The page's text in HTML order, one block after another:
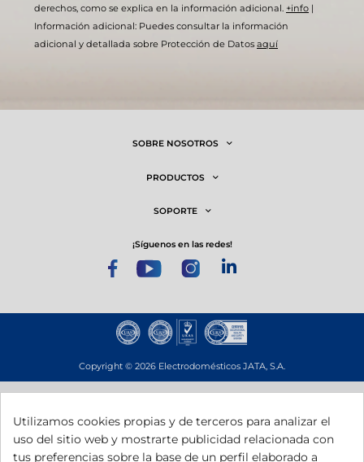
derechos, como se explica en la información adicional. +info |
Información adicional: Puedes consultar la información
adicional y detallada sobre Protección de Datos aquí
SOBRE NOSOTROS
PRODUCTOS
SOPORTE
¡síguenos en las redes!
Copyright © 2026 Electrodomésticos JATA, S.A.
Esta empresa ha recibido una subvención del Gobierno de Navarra al
Utilizamos cookies propias y de terceros para analizar el
uso del sitio web y mostrarte publicidad relacionada con
tus preferencias sobre la base de un perfil elaborado a